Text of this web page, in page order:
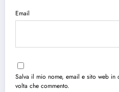
Email
Salva il mio nome, email e sito web in
volta che commento.